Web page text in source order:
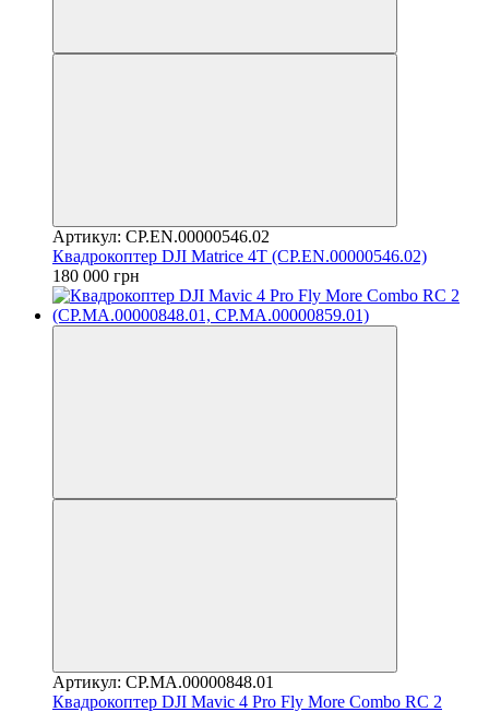
Артикул: CP.EN.00000546.02
Квадрокоптер DJI Matrice 4T (CP.EN.00000546.02)
180 000 грн
Артикул: CP.MA.00000848.01
Квадрокоптер DJI Mavic 4 Pro Fly More Combo RC 2